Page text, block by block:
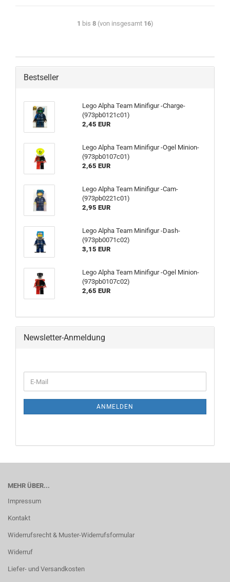
1 bis 8(von insgesamt 16)
Bestseller
Lego Alpha Team Minifigur -Charge-
(973pb0121c01)
2,45 EUR
Lego Alpha Team Minifigur -Ogel Minion-
(973pb0107c01)
2,65 EUR
Lego Alpha Team Minifigur -Cam-
(973pb0221c01)
2,95 EUR
Lego Alpha Team Minifigur -Dash-
(973pb0071c02)
3,15 EUR
Lego Alpha Team Minifigur -Ogel Minion-
(973pb0107c02)
2,65 EUR
Newsletter-Anmeldung
ANMELDEN
MEHR ÜBER...
Impressum
Kontakt
Widerrufsrecht & Muster-Widerrufsformular
Widerruf
Liefer- und Versandkosten